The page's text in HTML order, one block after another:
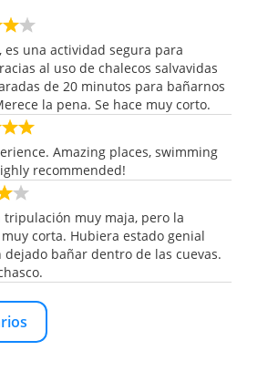
es una actividad segura para
al uso de chalecos salvavidas
de 20 minutos para bañarnos
la pena. Se hace muy corto.
Amazing places, swimming
recommended!
tripulación muy maja, pero la
corta. Hubiera estado genial
bañar dentro de las cuevas.